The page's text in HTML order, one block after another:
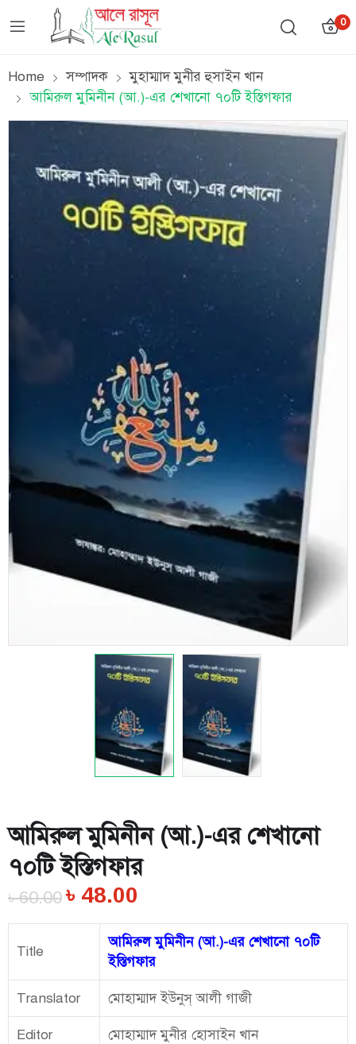
0
Home সম্পাদক
মুহাম্মাদ মুনীর হুসাইন খান
আমিরুল মুমিনীন (আ.)-এর শেখানো ৭০টি ইস্তিগফার
আমিরুল মুমিনীন (আ.)-এর শেখানো
৭০টি ইস্তিগফার
৳60.00 ৳ 48.00
Title
আমিরুল মুমিনীন (আ.)-এর শেখানো ৭০টি
ইস্তিগফার
Translator মোহাম্মাদ ইউনুস্ আলী গাজী
Editor মোহাম্মাদ মুনীর হোসাইন খান